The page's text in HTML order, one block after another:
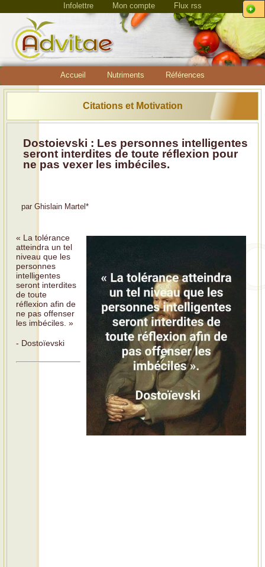
Infolettre Mon compte Flux rss
Accueil Nutriments Références
Citations et Motivation
Dostoievski : Les personnes intelligentes
seront interdites de toute réflexion pour
ne pas vexer les imbéciles.
par Ghislain Martel *
« La tolérance
atteindra un tel
niveau que les
personnes
intelligentes
seront interdites
de toute
réflexion afin de
ne pas offenser
les imbéciles. »
- Dostoïevski